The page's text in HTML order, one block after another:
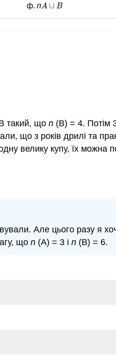
ф.пA ∪ B
A∪B
такий, що n (B) = 4. Потім
що з років дрилі та
велику купу, їх можна
Але цього разу я
що n (A) = 3 і n (B) = 6.